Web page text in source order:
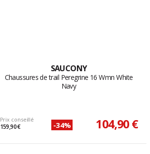
SAUCONY
Chaussures de trail Peregrine 16 Wmn White
Navy
Prix conseillé
159,90 € -34% 104,90 €